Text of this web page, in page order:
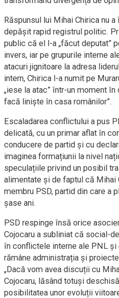
Răspunsul lui Mihai Chirica nu
depășit rapid registrul politic.
public că el l-a „făcut deputat”
invers, iar pe grupurile interne
atacuri jignitoare la adresa
intern, Chirica l-a numit pe
„iese la atac” într-un moment în
facă liniște în casa românilor”.
Escaladarea conflictului a pus
delicată, cu un primar aflat în
conducere de partid și cu
imaginea formațiunii la nivel
speculațiile privind un posibil
alimentate și de faptul că Mihai
membru PSD, partid din care a
șase ani.
PSD respinge însă orice
Cojocaru a subliniat că social-
în conflictele interne ale PNL și
rămâne administrația și
„Dacă vom avea discuții cu
Cojocaru, lăsând totuși
posibilitatea unor evoluții